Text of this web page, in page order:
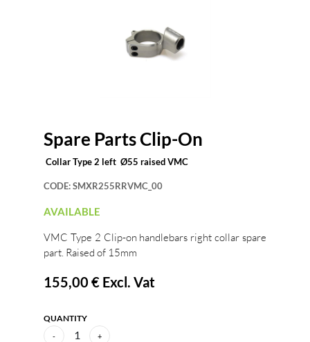
Spare Parts Clip-On
Collar Type 2 left Ø55 raised VMC
CODE:SMXR255RRVMC_00
AVAILABLE
VMC Type 2 Clip-on handlebars right collar spare
part. Raised of 15mm
155,00 € Excl. Vat
QUANTITY
- 1 +